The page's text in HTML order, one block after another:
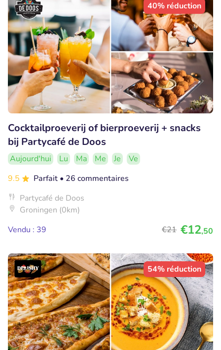
40% réduction
Cocktailproeverij of bierproeverij + snacks
bij Partycafé de Doos
Aujourd'hui Lu Ma Me Je
Ve
9.5
Parfait • 26 commentaires
Partycafé de Doos
Groningen (0km)
Vendu : 39
€21 €12,50
54% réduction